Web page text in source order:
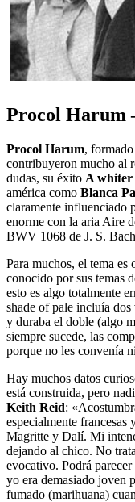
Procol Harum
Procol Harum,
contribuyeron mucho al
dudas, su éxito A whiter
américa como Blanca
claramente influenciado
enorme con la aria Aire
BWV 1068 de J. S.
Para muchos, el tema
conocido por sus temas
esto es algo totalmente
shade of pale incluía dos
y duraba el doble (algo
siempre sucede, las
porque no les convenía
Hay muchos datos
está construida, pero
Keith Reid:
especialmente
Magritte y Dalí. Mi
dejando al chico. No
evocativo. Podrá parecer
yo era demasiado joven
fumado (marihuana)